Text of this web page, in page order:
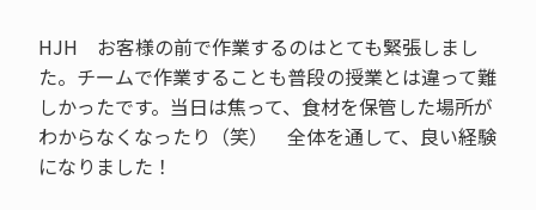
HJH お客様の前で作業するのはとても緊張しまし
た。チームで作業することも普段の授業とは違って難
しかったです。当日は焦って、食材を保管した場所が
わからなくなったり（笑） 全体を通して、良い経験
になりました！